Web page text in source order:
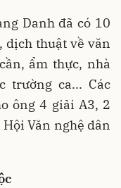
Danh đã có 10
dịch thuật về văn
ẩm thực, nhà
trường ca... Các
ông 4 giải A3, 2
Văn nghệ dân